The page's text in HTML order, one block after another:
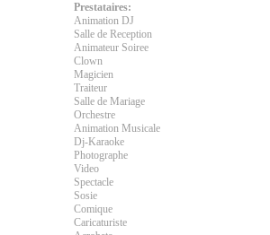
Prestataires:
Animation DJ
Salle de Reception
Animateur Soiree
Clown
Magicien
Traiteur
Salle de Mariage
Orchestre
Animation Musicale
Dj-Karaoke
Photographe
Video
Spectacle
Sosie
Comique
Caricaturiste